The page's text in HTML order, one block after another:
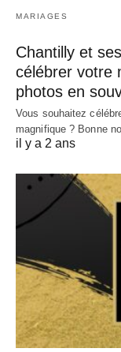
MARIAGES
Chantilly et
célébrer votre
photos en
Vous souhaitez
magnifique ? Bonne
il y a 2 ans